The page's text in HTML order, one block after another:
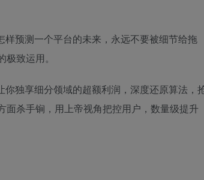
预测一个平台的未来，永远不要被细节给拖
致运用。
独享细分领域的超额利润，深度还原算法，
杀手锏，用上帝视角把控用户，数量级提升